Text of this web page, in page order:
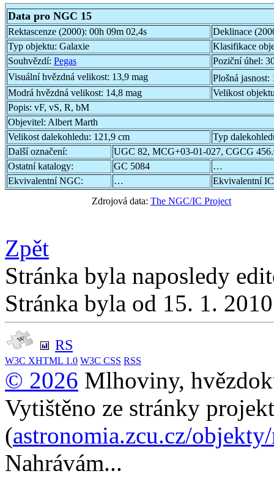
Data pro NGC 15
Rektascenze (2000): 00h 09m 02,4s
Deklinace
Typ objektu: Galaxie
Klasifikace
Souhvězdí: Pegas Poziční úhel:
Visuální hvězdná velikost: 13,9 mag Plošná jasnost:
Modrá hvězdná velikost: 14,8 mag
Velikost
Popis: vF, vS, R, bM
Objevitel: Albert Marth
Velikost dalekohledu: 121,9 cm
Typ
Další označení:
UGC 82, MCG+03-01-027, CGCG
Ostatní katalogy:
GC 5084
…
Ekvivalentní NGC:
…
Ekvivalentní
Zdrojová data: The NGC/IC Project
Zpět
Stránka byla naposledy
Stránka byla od 15. 1.
RS
W3C XHTML 1.0 W3C CSS RSS
© 2026 Mlhoviny,
Vytištěno ze stránky
(astronomia.zcu.cz/
Nahrávám...